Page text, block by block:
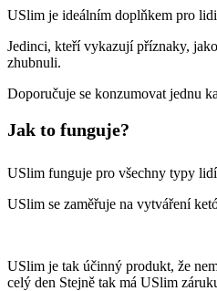
USlim je ideálním doplňkem pro
Jedinci, kteří vykazují příznaky,
zhubnuli.
Doporučuje se konzumovat jednu
Jak to funguje?
USlim funguje pro všechny typy
USlim se zaměřuje na vytváření
USlim je tak účinný produkt, že
celý den Stejně tak má USlim